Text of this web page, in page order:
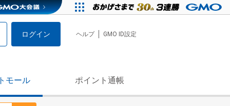
ログイン ヘルプ GMO ID設定
モール ポイント通帳